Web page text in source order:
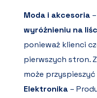
Moda i akcesoria
wyróżnieniu na
ponieważ klienci
pierwszych stron.
może
Elektronika –